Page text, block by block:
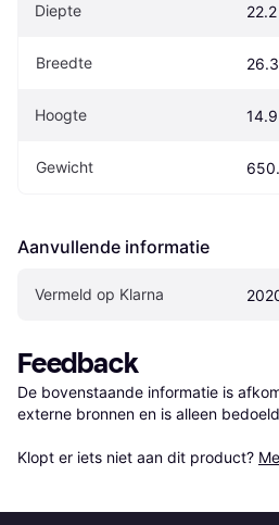
Diepte
Breedte
Hoogte
Gewicht
Aanvullende informatie
Vermeld op Klarna
Feedback
De bovenstaande informatie is
externe bronnen en is alleen
Klopt er iets niet aan dit product?